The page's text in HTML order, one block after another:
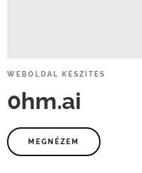
WEBOLDAL KÉSZÍTÉS
0hm.ai
MEGNÉZEM